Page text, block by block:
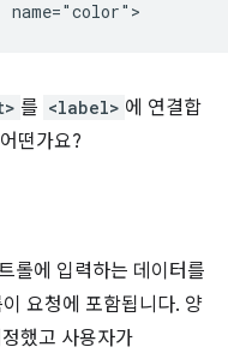
를 <label> 에 연결합
떤가요?
롤에 입력하는 데이터를
요청에 포함됩니다. 양
했고 사용자가